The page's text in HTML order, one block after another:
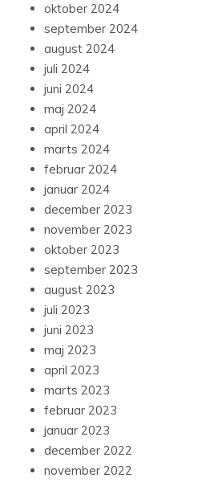
oktober 2024
september 2024
august 2024
juli 2024
juni 2024
maj 2024
april 2024
marts 2024
februar 2024
januar 2024
december 2023
november 2023
oktober 2023
september 2023
august 2023
juli 2023
juni 2023
maj 2023
april 2023
marts 2023
februar 2023
januar 2023
december 2022
november 2022